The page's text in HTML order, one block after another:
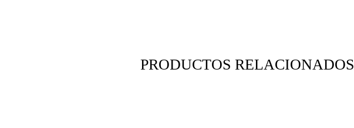
PRODUCTOS RELACIONADOS